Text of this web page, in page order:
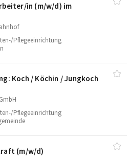
​in (m/​w/​d) im
Pflegeeinrichtung
Koch /​ Köchin /​ Jungkoch
Pflegeeinrichtung
(m/​w/​d)